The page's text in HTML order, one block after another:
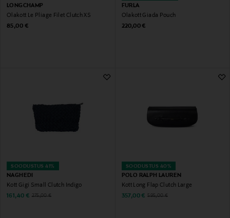
LONGCHAMP
Õlakott Le Pliage Filet Clutch XS
Original Price
85,00 €
FURLA
Õlakott Giada Pouch
Original Price
220,00 €
SOODUSTUS 41%
NAGHEDI
Kott Gigi Small Clutch Indigo
Discounted Price
161,40 € Original Price
275,00 €
SOODUSTUS 40%
POLO RALPH LAUREN
Kott Long Flap Clutch Large
Discounted Price
357,00 € Original Price
595,00 €